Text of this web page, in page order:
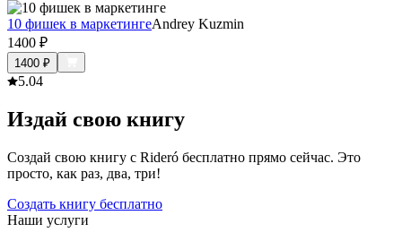
10 фишек в маркетингеAndrey Kuzmin
1400 ₽
1400 ₽
5.04
Издай свою книгу
Создай свою книгу с Rideró бесплатно прямо сейчас. Это
просто, как раз, два, три!
Создать книгу бесплатно
Наши услуги